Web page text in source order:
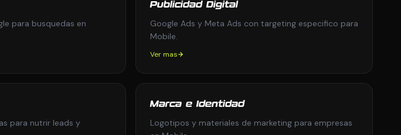
para busquedas en
Publicidad Digital
Google Ads y Meta Ads con targeting especifico para
Mobile.
Ver mas
para nutrir leads y
Marca e Identidad
Logotipos y materiales de marketing para empresas